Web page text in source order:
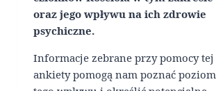
oraz jego wpływu na ich zdrowie
psychiczne.
Informacje zebrane przy pomocy tej
ankiety pomogą nam poznać poziom